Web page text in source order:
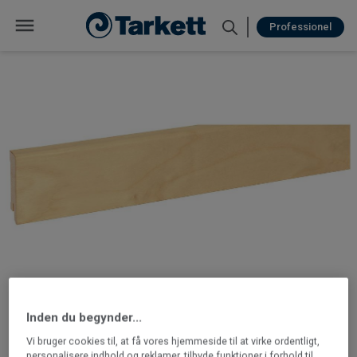
Professionel
Inden du begynder...
Vi bruger cookies til, at få vores hjemmeside til at virke ordentligt,